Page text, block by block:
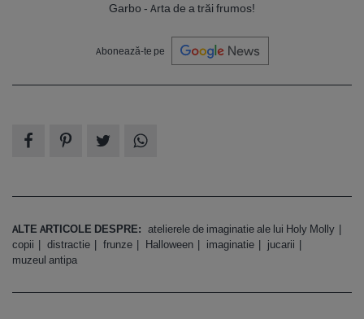
Garbo - Arta de a trăi frumos!
Abonează-te pe
ALTE ARTICOLE DESPRE: atelierele de imaginatie ale lui Holy Molly
copii
distractie frunze Halloween imaginatie
jucarii
muzeul antipa